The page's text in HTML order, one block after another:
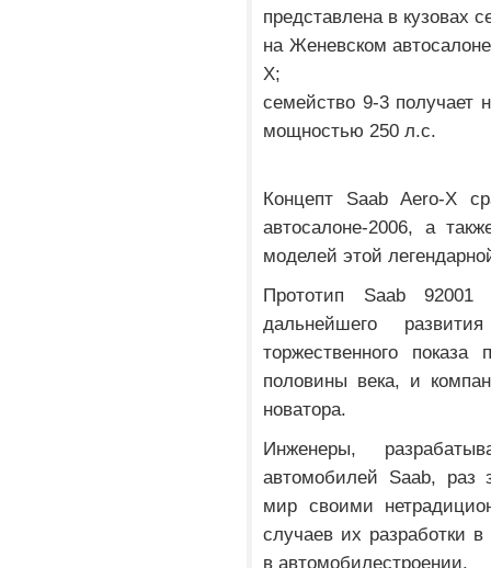
представлена в кузовах
на Женевском
X;
семейство 9-3 получает
мощностью 250 л.с.
Концепт Saab Aero-X
автосалоне-2006, а
моделей этой
Прототип Saab 92001
дальнейшего
торжественного
половины века, и
новатора.
Инженеры,
автомобилей Saab, раз
мир своими
случаев их разработки
в автомобилестроении.